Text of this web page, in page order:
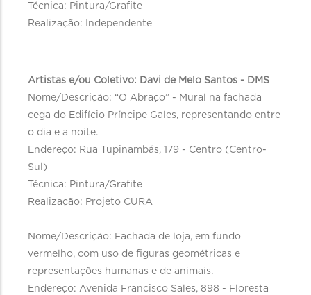
Técnica: Pintura/Grafite
Realização: Independente
Artistas e/ou Coletivo: Davi de Melo Santos - DMS
Nome/Descrição: “O Abraço” - Mural na fachada
cega do Edifício Príncipe Gales, representando entre
o dia e a noite.
Endereço: Rua Tupinambás, 179 - Centro (Centro-
Sul)
Técnica: Pintura/Grafite
Realização: Projeto CURA
Nome/Descrição: Fachada de loja, em fundo
vermelho, com uso de figuras geométricas e
representações humanas e de animais.
Endereço: Avenida Francisco Sales, 898 - Floresta